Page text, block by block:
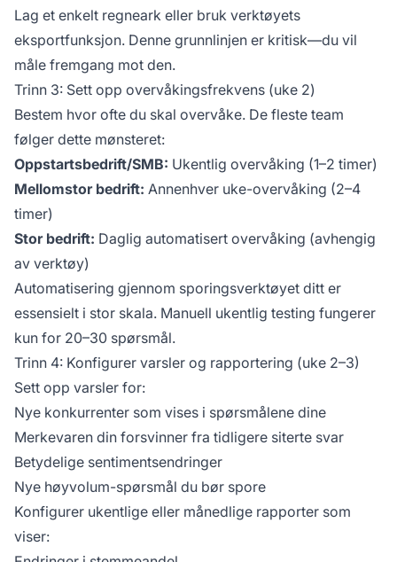
Lag et enkelt regneark eller bruk verktøyets
eksportfunksjon. Denne grunnlinjen er kritisk—du vil
måle fremgang mot den.
Trinn 3: Sett opp overvåkingsfrekvens (uke 2)
Bestem hvor ofte du skal overvåke. De fleste team
følger dette mønsteret:
Oppstartsbedrift/SMB: Ukentlig overvåking (1–2 timer)
Mellomstor bedrift: Annenhver uke-overvåking (2–4
timer)
Stor bedrift: Daglig automatisert overvåking (avhengig
av verktøy)
Automatisering gjennom sporingsverktøyet ditt er
essensielt i stor skala. Manuell ukentlig testing fungerer
kun for 20–30 spørsmål.
Trinn 4: Konfigurer varsler og rapportering (uke 2–3)
Sett opp varsler for:
Nye konkurrenter som vises i spørsmålene dine
Merkevaren din forsvinner fra tidligere siterte svar
Betydelige sentimentsendringer
Nye høyvolum-spørsmål du bør spore
Konfigurer ukentlige eller månedlige rapporter som
viser: